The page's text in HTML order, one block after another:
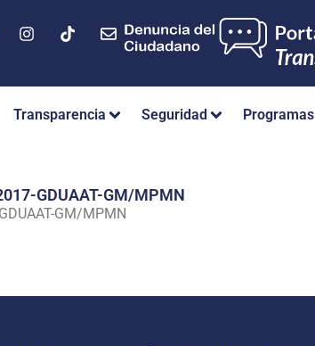
Transparencia Seguridad Programas
GDUAAT-GM/MPMN
GM/MPMN